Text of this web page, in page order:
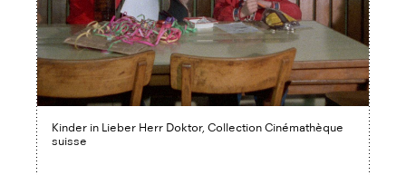
Kinder in Lieber Herr Doktor, Collection Cinémathèque
suisse